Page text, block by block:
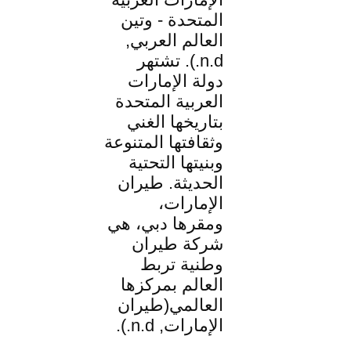
المتحدة - وتين
العالم العربي,
n.d.). تشتهر
دولة الإمارات
العربية المتحدة
بتاريخها الغني
وثقافتها المتنوعة
وبنيتها التحتية
الحديثة. طيران
الإمارات،
ومقرها دبي، هي
شركة طيران
وطنية تربط
العالم بمركزها
العالمي(طيران
الإمارات, n.d.).